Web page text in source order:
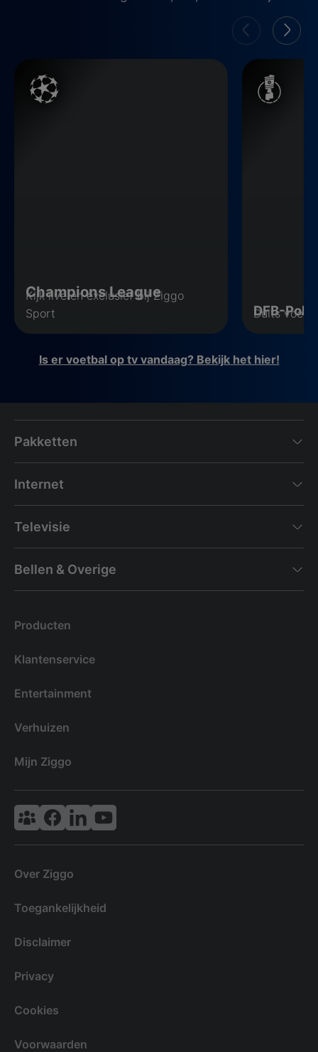
Champions League
Kijk live en exclusief bij Ziggo
Sport
DFB-Pokal
DFB-
Duits
Is er voetbal op tv vandaag? Bekijk het hier!
Pakketten
Internet
Televisie
Bellen & Overige
Producten
Klantenservice
Entertainment
Verhuizen
Mijn Ziggo
Vodafone & Ziggo Community
Ziggo Facebook
VodafoneZiggo LinkedIn
Ziggo YouTube
Over Ziggo
Toegankelijkheid
Disclaimer
Privacy
Cookies
Voorwaarden